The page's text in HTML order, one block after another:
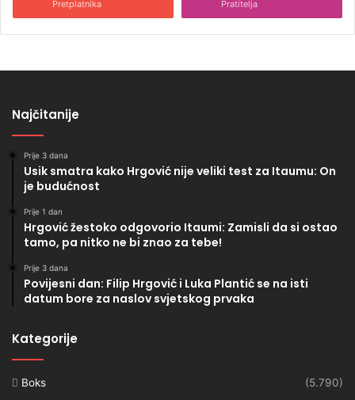
Pretplatnika Pratitelja
Najčitanije
Prije 3 dana
Usik smatra kako Hrgović nije veliki test za Itaumu: On
je budućnost
Prije 1 dan
Hrgović žestoko odgovorio Itaumi: Zamisli da si ostao
tamo, pa nitko ne bi znao za tebe!
Prije 3 dana
Povijesni dan: Filip Hrgović i Luka Plantić se na isti
datum bore za naslov svjetskog prvaka
Kategorije
Boks
(5.790)